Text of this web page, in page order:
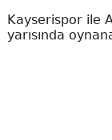
Kayserispor ile
yarısında